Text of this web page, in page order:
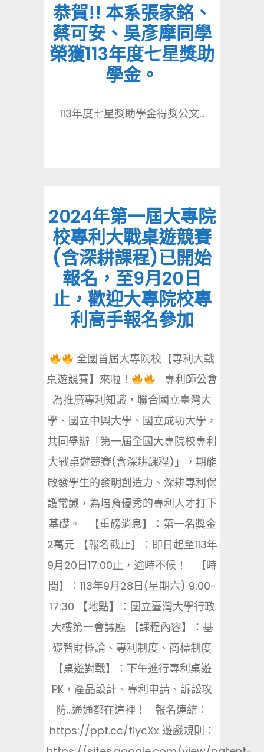
恭賀!! 本系張家銘、
蔡可安、吳彥摩同學
榮獲113年度七星獎助
學金。
113年度七星獎助學金得獎公文...
2024年第一屆大專院
校專利大戰桌遊競賽
(含深耕課程)已開始
報名，至9月20日
止，歡迎大專院校專
利高手報名參加
全國首屆大專院校【專利大戰
桌遊競賽】來啦！
專利師公會
為推廣專利知識，聯合國立臺灣大
學、國立中興大學、國立成功大學，
共同舉辦「第一屆全國大專院校專利
大戰桌遊競賽(含深耕課程)」，期能
啟發學生的發明創造力、深耕專利保
護常識，為培育優秀的專利人才打下
基礎。 【重磅消息】：第一名獎金
2萬元 【報名截止】：即日起至113年
9月20日17:00止，逾時不候！ 【時
間】：113年9月28日(星期六) 9:00-
17:30 【地點】：國立臺灣大學行政
大樓第一會議廳 【課程內容】：基
礎智財概論、專利制度、商標制度
【桌遊對戰】：下午進行專利桌遊
PK，產品設計、專利申請、訴訟攻
防…通通都在這裡！ 報名連結：
https://ppt.cc/fiycXx 遊戲規則：